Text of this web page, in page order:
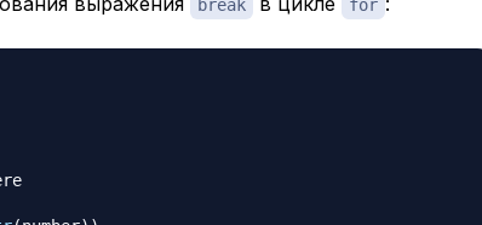
break for